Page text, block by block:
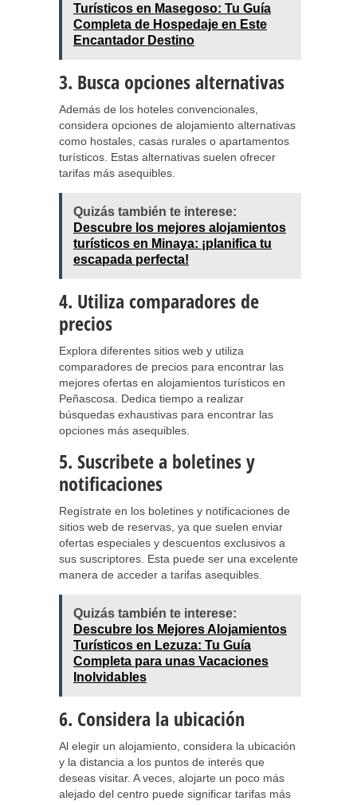
Turísticos en Masegoso: Tu Guía
Completa de Hospedaje en Este
Encantador Destino
3. Busca opciones alternativas
Además de los hoteles convencionales,
considera opciones de alojamiento alternativas
como hostales, casas rurales o apartamentos
turísticos. Estas alternativas suelen ofrecer
tarifas más asequibles.
Quizás también te interese:
Descubre los mejores alojamientos
turísticos en Minaya: ¡planifica tu
escapada perfecta!
4. Utiliza comparadores de
precios
Explora diferentes sitios web y utiliza
comparadores de precios para encontrar las
mejores ofertas en alojamientos turísticos en
Peñascosa. Dedica tiempo a realizar
búsquedas exhaustivas para encontrar las
opciones más asequibles.
5. Suscribete a boletines y
notificaciones
Regístrate en los boletines y notificaciones de
sitios web de reservas, ya que suelen enviar
ofertas especiales y descuentos exclusivos a
sus suscriptores. Esta puede ser una excelente
manera de acceder a tarifas asequibles.
Quizás también te interese:
Descubre los Mejores Alojamientos
Turísticos en Lezuza: Tu Guía
Completa para unas Vacaciones
Inolvidables
6. Considera la ubicación
Al elegir un alojamiento, considera la ubicación
y la distancia a los puntos de interés que
deseas visitar. A veces, alojarte un poco más
alejado del centro puede significar tarifas más